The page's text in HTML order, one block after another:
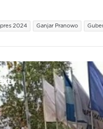
2024 Ganjar Pranowo